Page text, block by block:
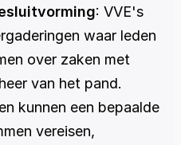
: VVE's
waar leden
over zaken met
van het pand.
kunnen een bepaalde
vereisen,